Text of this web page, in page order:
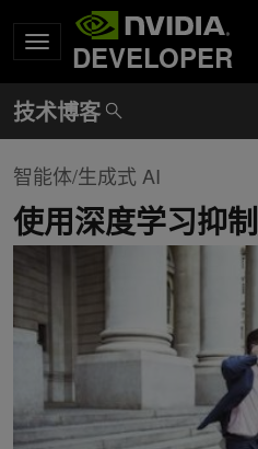
DEVELOPER
智能体/生成式 AI
使用深度学习抑制